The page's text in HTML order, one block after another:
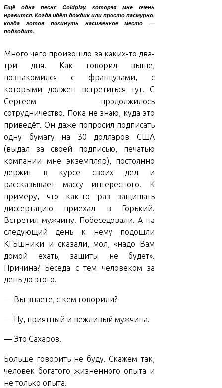
Ещё одна песня Coldplay, которая мне очень
нравится. Когда идёт дождик или просто пасмурно,
когда готов покинуть насиженное место —
подходит.
Много чего произошло за каких-то два-
три дня. Как говорил выше,
познакомился с французами, с
которыми должен встретиться тут. С
Сергеем продолжилось
сотрудничество. Пока не знаю, куда это
приведёт. Он даже попросил подписать
одну бумагу на 30 долларов США
(выдал за своей подписью, печатью
компании мне экземпляр), постоянно
держит в курсе своих дел и
рассказывает массу интересного. К
примеру, что как-то раз защищать
диссертацию приехал в Горький.
Встретил мужчину. Побеседовали. А на
следующий день к нему подошли
КГБшники и сказали, мол, «надо Вам
домой ехать, защиты не будет».
Причина? Беседа с тем человеком за
день до этого.
— Вы знаете, с кем говорили?
— Ну, приятный и вежливый мужчина.
— Это Сахаров.
Больше говорить не буду. Скажем так,
человек богатого жизненного опыта и
не только опыта.